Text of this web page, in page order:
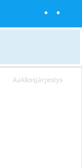
Aakkosjärjestys